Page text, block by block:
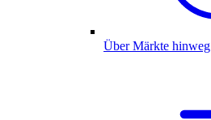
Über Märkte hinweg